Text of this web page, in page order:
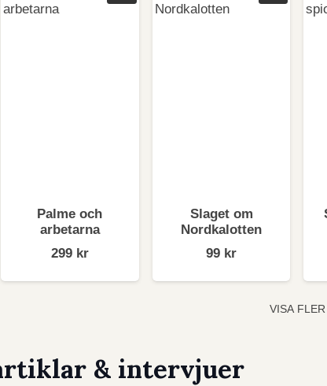
Bruno Kreisky, Moshe Dayan, Václav
Palme och
arbetarna
299 kr
Slaget om
Nordkalotten
99 kr
VISA FLER
& intervjuer